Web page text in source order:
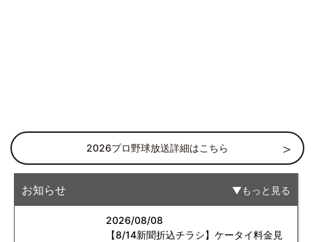
2026プロ野球放送詳細はこちら
お知らせ もっと見る
2026/08/08
【8/14新聞折込チラシ】ケータイ料金見